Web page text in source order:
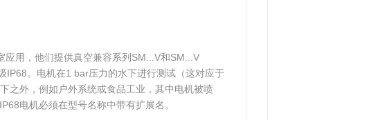
用，他们提供真空兼容系列SM...V和SM...V
。电机在1 bar压力的水下进行测试（这对应于
之外，例如户外系统或食品工业，其中电机被喷
电机必须在型号名称中带有扩展名。